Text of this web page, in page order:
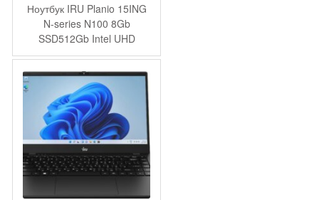
Ноутбук IRU Planio 15ING
N-series N100 8Gb
SSD512Gb Intel UHD
Graphics 15.6″ IPS FHD
(1920×1080) FreeDOS
black WiFi BT Cam
6000mAh (2058904)